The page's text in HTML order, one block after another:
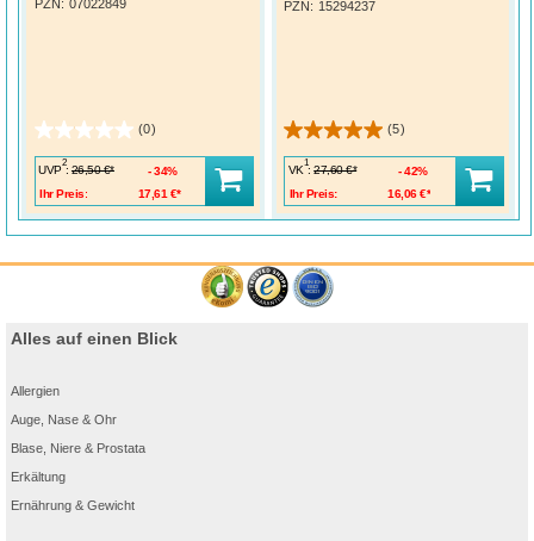
PZN : 07022849
(0)
UVP
2
: 26,50 €*
Ihr Preis:
17,61 €*
34%
PZN: 15294237
(5)
VK
1
: 27,60 €*
Ihr Preis:
16,06 €*
42%
Alles auf einen Blick
Allergien
Auge, Nase & Ohr
Blase, Niere & Prostata
Erkältung
Ernährung & Gewicht